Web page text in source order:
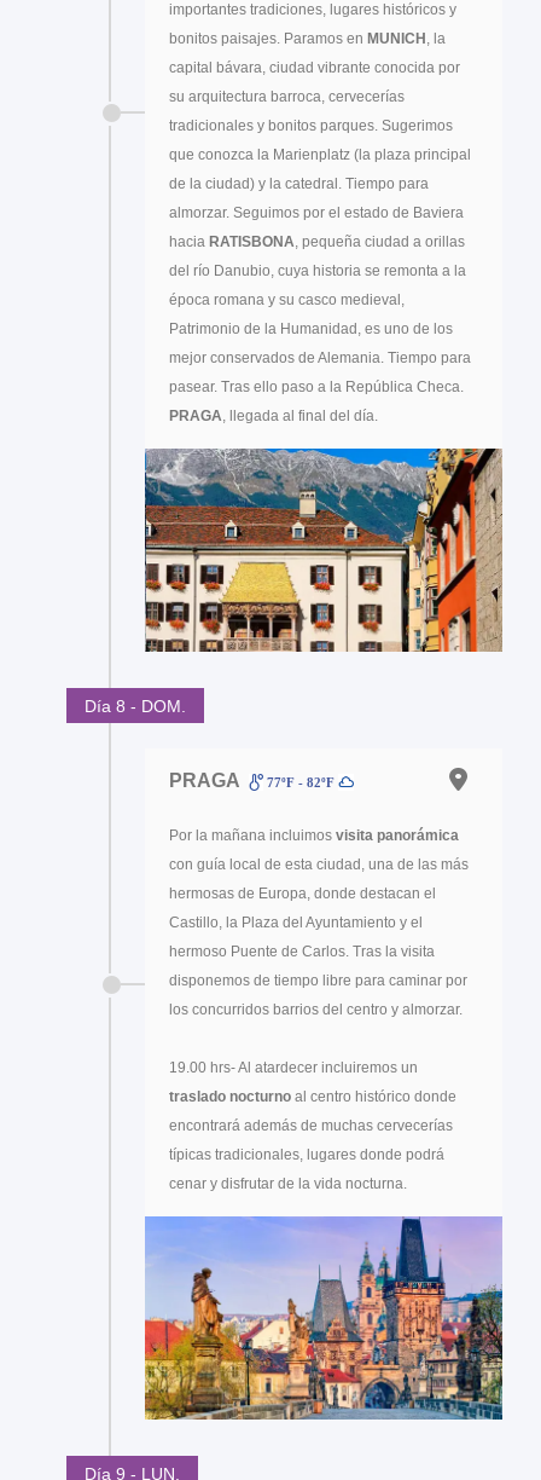
importantes tradiciones, lugares históricos y
bonitos paisajes. Paramos en MUNICH , la
capital bávara, ciudad vibrante conocida por
su arquitectura barroca, cervecerías
tradicionales y bonitos parques. Sugerimos
que conozca la Marienplatz (la plaza principal
de la ciudad) y la catedral. Tiempo para
almorzar. Seguimos por el estado de Baviera
hacia RATISBONA, pequeña ciudad a orillas
del río Danubio, cuya historia se remonta a la
época romana y su casco medieval,
Patrimonio de la Humanidad, es uno de los
mejor conservados de Alemania. Tiempo para
pasear. Tras ello paso a la República Checa.
PRAGA, llegada al final del día.
Día 8 - DOM.
PRAGA 77ºF - 82ºF
Por la mañana incluimos visita panorámica
con guía local de esta ciudad, una de las más
hermosas de Europa, donde destacan el
Castillo, la Plaza del Ayuntamiento y el
hermoso Puente de Carlos. Tras la visita
disponemos de tiempo libre para caminar por
los concurridos barrios del centro y almorzar.
19.00 hrs- Al atardecer incluiremos un
traslado nocturno al centro histórico donde
encontrará además de muchas cervecerías
típicas tradicionales, lugares donde podrá
cenar y disfrutar de la vida nocturna.
Día 9 - LUN.